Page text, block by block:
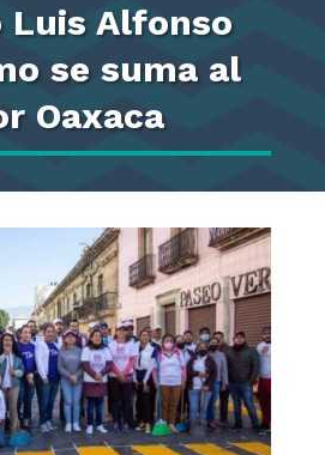
Luis Alfonso
se suma al
Oaxaca